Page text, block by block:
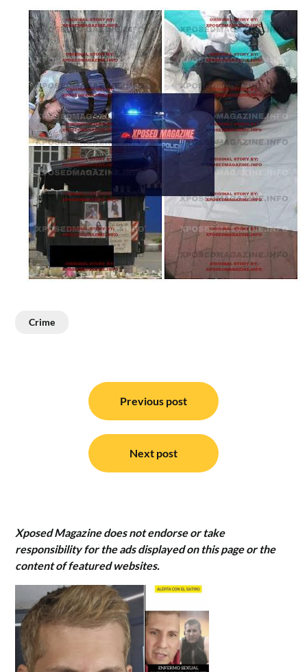
Crime
navigation
Previous post
Next post
Xposed Magazine does not endorse or take
responsibility for the ads displayed on this page or the
content of featured websites.